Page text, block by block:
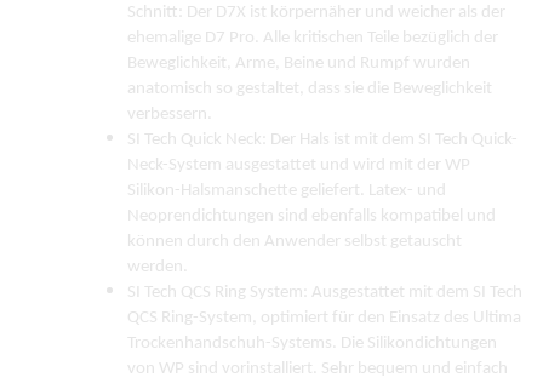
Schnitt: Der D7X ist körpernäher und weicher als der
ehemalige D7 Pro. Alle kritischen Teile bezüglich der
Beweglichkeit, Arme, Beine und Rumpf wurden
anatomisch so gestaltet, dass sie die Beweglichkeit
verbessern.
SI Tech Quick Neck: Der Hals ist mit dem SI Tech Quick-
Neck-System ausgestattet und wird mit der WP
Silikon-Halsmanschette geliefert. Latex- und
Neoprendichtungen sind ebenfalls kompatibel und
können durch den Anwender selbst getauscht
werden.
SI Tech QCS Ring System: Ausgestattet mit dem SI Tech
QCS Ring-System, optimiert für den Einsatz des Ultima
Trockenhandschuh-Systems. Die Silikondichtungen
von WP sind vorinstalliert. Sehr bequem und einfach